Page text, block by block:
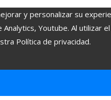
y personalizar su
Youtube. Al utilizar
Política de privacidad.